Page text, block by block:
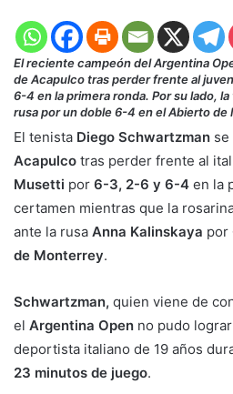
El reciente campeón del Argentina
de Acapulco tras perder frente al
6-4 en la primera ronda. Por su lado,
rusa por un doble 6-4 en el Abierto de
El tenista Diego Schwartzman
Acapulco tras perder frente al
Musetti por 6-3, 2-6 y 6-4 en la
certamen mientras que la
ante la rusa Anna Kalinskaya por
de Monterrey.
Schwartzman, quien viene de
el Argentina Open no pudo
deportista italiano de 19 años
23 minutos de juego.